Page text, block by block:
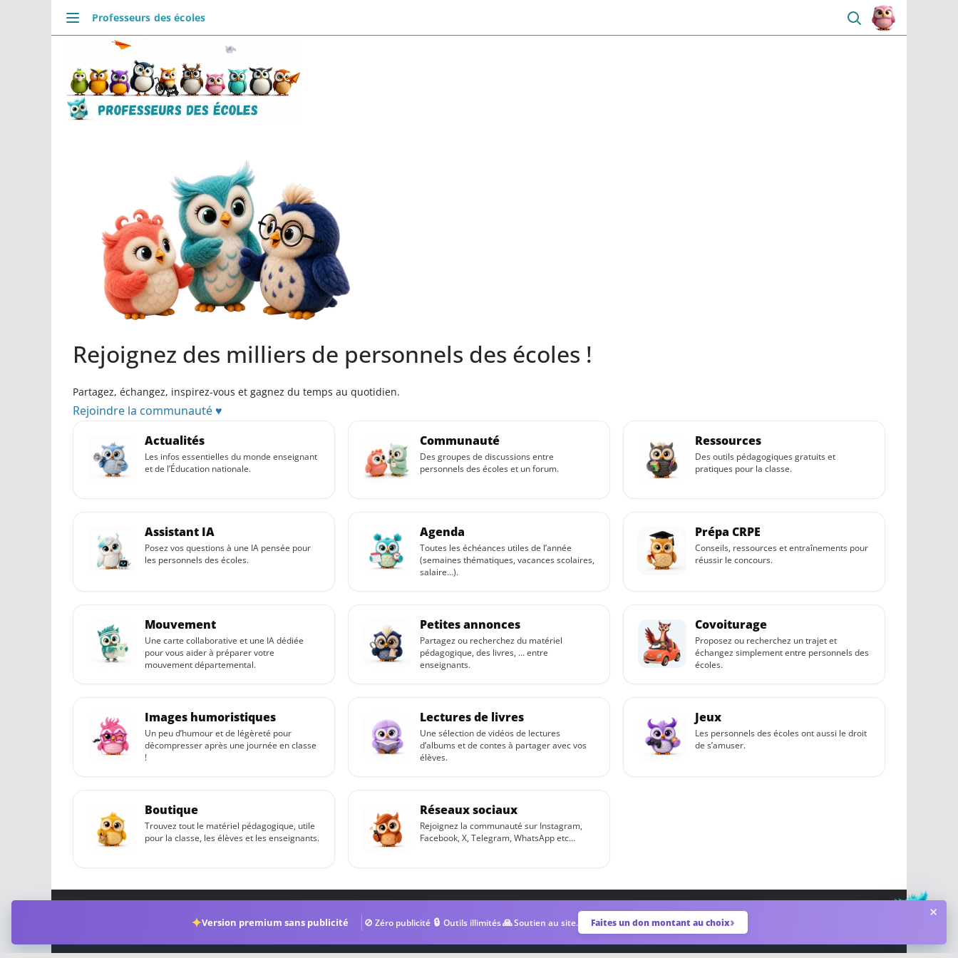
Professeurs des écoles
Se connecter
Actualités
Lectures de livres
Petites annonces
Boutique
Rejoignez des milliers de personnels des écoles !
Partagez, échangez, inspirez-vous et gagnez du temps au quotidien.
Rejoindre la communauté ♥
Actualités
Les infos essentielles du monde enseignant
et de l’Éducation nationale.
Communauté
Des groupes de discussions entre
personnels des écoles et un forum.
Ressources
Des outils pédagogiques gratuits et
pratiques pour la classe.
Assistant IA
Posez vos questions à une IA pensée pour
les personnels des écoles.
Agenda
Toutes les échéances utiles de l’année
(semaines thématiques, vacances scolaires,
salaire…).
Prépa CRPE
Conseils, ressources et entraînements pour
réussir le concours.
Mouvement
Une carte collaborative et une IA dédiée
pour vous aider à préparer votre
mouvement départemental.
Petites annonces
Partagez ou recherchez du matériel
pédagogique, des livres, … entre
enseignants.
Covoiturage
Proposez ou recherchez un trajet et
échangez simplement entre personnels des
écoles.
Images humoristiques
Un peu d’humour et de légèreté pour
décompresser après une journée en classe
!
Lectures de livres
Une sélection de vidéos de lectures
d’albums et de contes à partager avec vos
élèves.
Jeux
Les personnels des écoles ont aussi le droit
de s’amuser.
Boutique
Trouvez tout le matériel pédagogique, utile
pour la classe, les élèves et les enseignants.
Réseaux sociaux
Rejoignez la communauté sur Instagram,
Facebook, X, Telegram, WhatsApp etc…
Professeurs des écoles Mentions légales et contactez-nous
✦Version premium sans publicité ⊘ Zéro publicité 🔒 Outils illimités🙏Soutien au site. Faites un don montant au choix
×